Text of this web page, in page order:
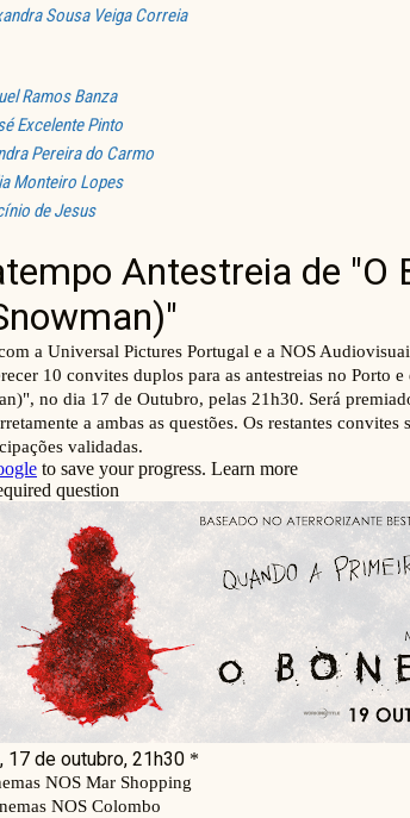
Sousa Veiga Correia
Ramos Banza
Excelente Pinto
Pereira do Carmo
Monteiro Lopes
de Jesus